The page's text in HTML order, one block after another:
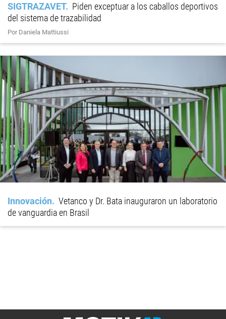
SIGTRAZAVET
Piden exceptuar a los caballos deportivos
del sistema de trazabilidad
Por Daniela Mattiussi
Innovación
Vetanco y Dr. Bata inauguraron un laboratorio
de vanguardia en Brasil